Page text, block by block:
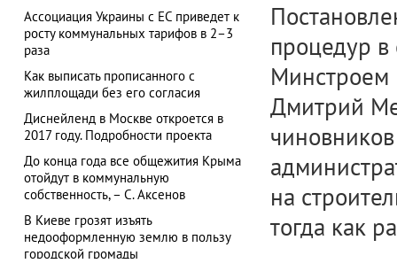
Ассоциация Украины с ЕС приведет к
росту коммунальных тарифов в 2–3
раза
Как выписать прописанного с
жилплощади без его согласия
Диснейленд в Москве откроется в
2017 году. Подробности проекта
До конца года все общежития Крыма
отойдут в коммунальную
собственность, – С. Аксенов
В Киеве грозят изъять
недооформленную землю в пользу
городской громады
процедур в
Минстроем
Дмитрий
на
тогда как